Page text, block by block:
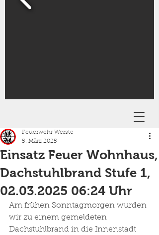
Einsatz Feuer Wohnhaus,
Dachstuhlbrand Stufe 1,
02.03.2025 06:24 Uhr
Feuerwehr Werste
5. März 2025
Am frühen Sonntagmorgen wurden
wir zu einem gemeldeten
Dachstuhlbrand in die Innenstadt